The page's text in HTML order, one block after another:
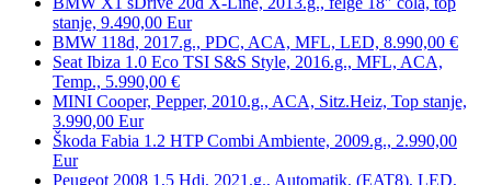
stanje, 9.490,00 Eur
BMW 118d, 2017.g., PDC, ACA, MFL, LED, 8.990,00 €
Seat Ibiza 1.0 Eco TSI S&S Style, 2016.g., MFL, ACA,
Temp., 5.990,00 €
MINI Cooper, Pepper, 2010.g., ACA, Sitz.Heiz, Top stanje,
3.990,00 Eur
Škoda Fabia 1.2 HTP Combi Ambiente, 2009.g., 2.990,00
Eur
Peugeot 2008 1,5 Hdi, 2021.g., Automatik, (EAT8), LED,